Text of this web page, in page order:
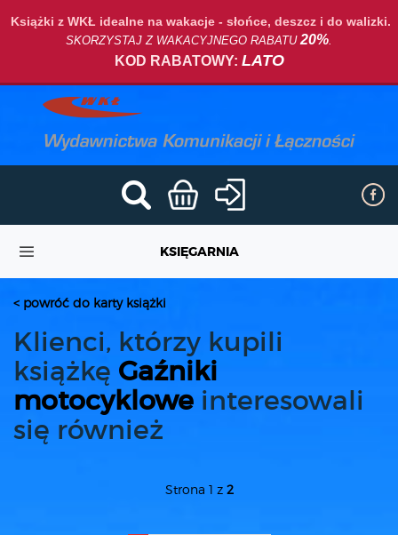
Książki z WKŁ idealne na wakacje - słońce, deszcz i do walizki.
SKORZYSTAJ Z WAKACYJNEGO RABATU20%.
KOD RABATOWY: LATO
KSIĘGARNIA
< powróć do karty książki
Klienci, którzy kupili
książkę Gaźniki
motocyklowe interesowali
się również
Strona 1 z 2